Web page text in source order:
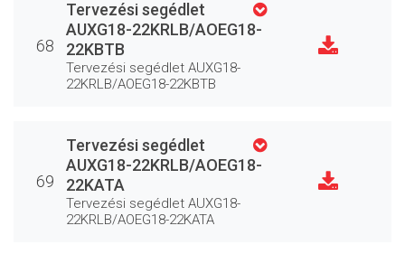
68
Tervezési segédlet
AUXG18-22KRLB/AOEG18-
22KBTB
Tervezési segédlet AUXG18-
22KRLB/AOEG18-22KBTB
69
Tervezési segédlet
AUXG18-22KRLB/AOEG18-
22KATA
Tervezési segédlet AUXG18-
22KRLB/AOEG18-22KATA